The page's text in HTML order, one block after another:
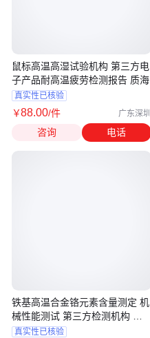
鼠标高温高湿试验机构 第三方电
子产品耐高温疲劳检测报告 质海
真实性已核验
￥88.00/件 广东深圳
咨询 电话
铁基高温合金铬元素含量测定 机
械性能测试 第三方检测机构 牌
号鉴定
真实性已核验